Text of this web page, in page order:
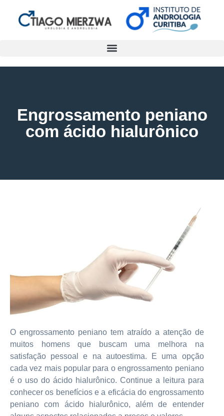
Engrossamento peniano
com ácido hialurônico
O engrossamento peniano tem atraído a atenção de
muitos homens que buscam uma melhora na
satisfação pessoal e na autoestima. E uma opção
cada vez mais popular para o engrossamento peniano
é o uso do ácido hialurônico. Continue a leitura para
conhecer os benefícios e a eficácia do engrossamento
peniano com ácido hialurônico, além de entender